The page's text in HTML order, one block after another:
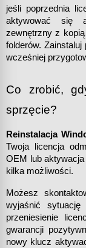
jeśli poprzednia
aktywować się
zewnętrzny z
folderów.
wcześniej
Co zrobić,
sprzęcie?
Reinstalacja
Twoja licencja
OEM lub
kilka możliwości.
Możesz
wyjaśnić
przeniesienie
gwarancji
nowy klucz